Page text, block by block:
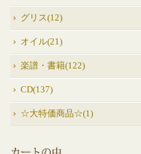
グリス(12)
オイル(21)
楽譜・書籍(122)
CD(137)
☆大特価商品☆(1)